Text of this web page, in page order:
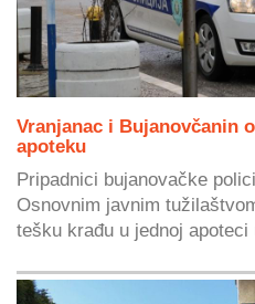
Vranjanac i Bujanovčanin
apoteku
Pripadnici bujanovačke
Osnovnim javnim
tešku krađu u jednoj apoteci